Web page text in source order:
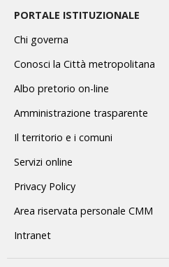
PORTALE ISTITUZIONALE
Chi governa
Conosci la Città metropolitana
Albo pretorio on-line
Amministrazione trasparente
Il territorio e i comuni
Servizi online
Privacy Policy
Area riservata personale CMM
Intranet